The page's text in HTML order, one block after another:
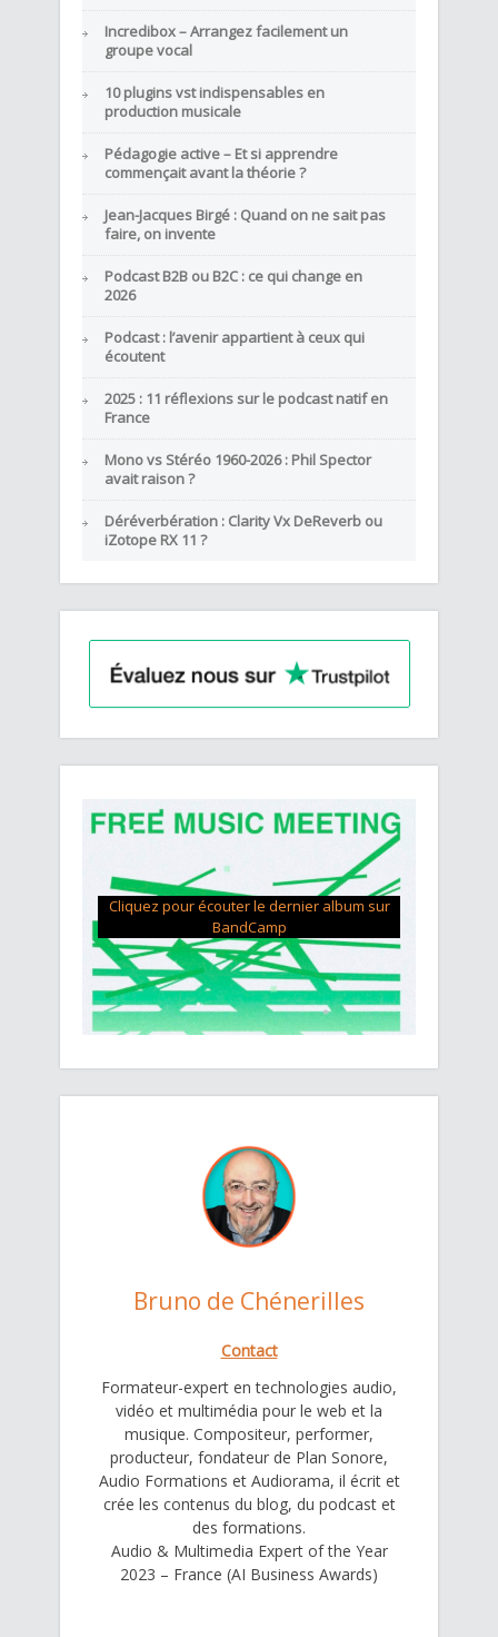
Incredibox – Arrangez facilement un
groupe vocal
10 plugins vst indispensables en
production musicale
Pédagogie active – Et si apprendre
commençait avant la théorie ?
Jean-Jacques Birgé : Quand on ne sait pas
faire, on invente
Podcast B2B ou B2C : ce qui change en
2026
Podcast : l’avenir appartient à ceux qui
écoutent
2025 : 11 réflexions sur le podcast natif en
France
Mono vs Stéréo 1960-2026 : Phil Spector
avait raison ?
Déréverbération : Clarity Vx DeReverb ou
iZotope RX 11 ?
Cliquez pour écouter le dernier album sur
BandCamp
Bruno de Chénerilles
Contact
Formateur-expert en technologies audio,
vidéo et multimédia pour le web et la
musique. Compositeur, performer,
producteur, fondateur de Plan Sonore,
Audio Formations et Audiorama, il écrit et
crée les contenus du blog, du podcast et
des formations.
Audio & Multimedia Expert of the Year
2023 – France (AI Business Awards)